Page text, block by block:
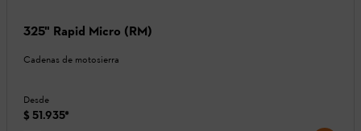
325" Rapid Micro (RM)
Cadenas de motosierra
Desde
$ 51.935*